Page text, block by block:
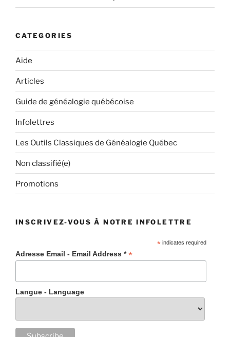
CATEGORIES
Aide
Articles
Guide de généalogie québécoise
Infolettres
Les Outils Classiques de Généalogie Québec
Non classifié(e)
Promotions
INSCRIVEZ-VOUS À NOTRE INFOLETTRE
* indicates required
Adresse Email - Email Address **
Langue - Language